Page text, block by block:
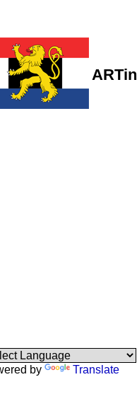
by Translate